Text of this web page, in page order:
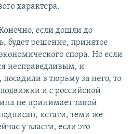
характера.
если дошли до
будет решение, принятое
спора. Но если
несправедливым, и
в тюрьму за него, то
и с российской
не принимает такой
кстати, теми же
у власти, если это